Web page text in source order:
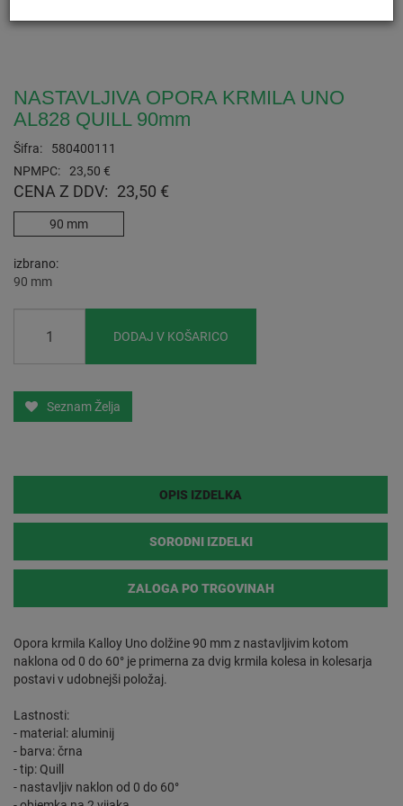
NASTAVLJIVA OPORA KRMILA UNO
AL828 QUILL 90mm
Šifra:
580400111
NPMPC:
23,50 €
CENA Z DDV: 23,50 €
90 mm
izbrano
90 mm
DODAJ V KOŠARICO
Seznam Želja
OPIS IZDELKA
SORODNI IZDELKI
ZALOGA PO TRGOVINAH
Opora krmila Kalloy Uno dolžine 90 mm z nastavljivim kotom
naklona od 0 do 60° je primerna za dvig krmila kolesa in kolesarja
postavi v udobnejši položaj.
Lastnosti:
- material: aluminij
- barva: črna
- tip: Quill
- nastavljiv naklon od 0 do 60°